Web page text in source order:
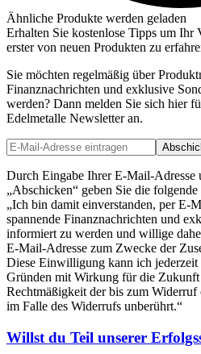
Ähnliche Produkte werden geladen
Erhalten Sie kostenlose Tipps um Ihr
erster von neuen Produkten zu
Sie möchten regelmäßig über
Finanznachrichten und exklusive
werden? Dann melden Sie sich hier
Edelmetalle Newsletter an.
Durch Eingabe Ihrer E-Mail-Adresse
„Abschicken“ geben Sie die
„Ich bin damit einverstanden, per E-
spannende Finanznachrichten und
informiert zu werden und willige
E-Mail-Adresse zum Zwecke der
Diese Einwilligung kann ich jederzeit
Gründen mit Wirkung für die
Rechtmäßigkeit der bis zum
im Falle des Widerrufs unberührt.“
Willst du Teil unserer